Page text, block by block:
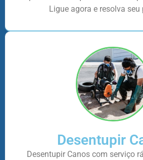
Ligue agora e resolva seu
Desentupir
Desentupir Canos com serviço